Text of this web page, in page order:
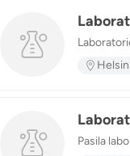
Pasila